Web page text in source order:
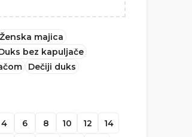
Ženska majica
bez kapuljače
Dečiji duks
4 6 8 10 12
14